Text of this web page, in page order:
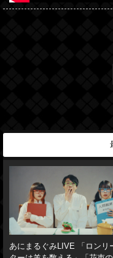
あにまるぐみLIVE 「ロンリ